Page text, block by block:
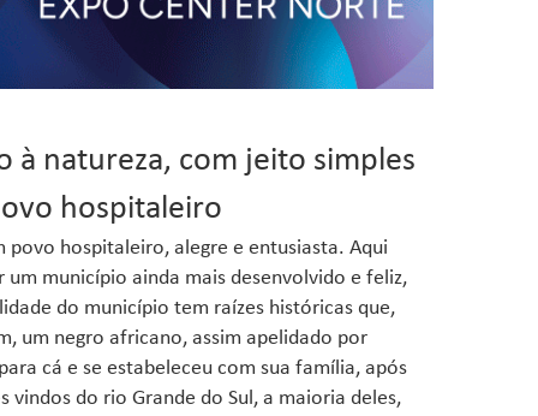
à natureza, com jeito simples
hospitaleiro
povo hospitaleiro, alegre e entusiasta. Aqui
município ainda mais desenvolvido e feliz,
do município tem raízes históricas que,
um negro africano, assim apelidado por
cá e se estabeleceu com sua família, após
vindos do rio Grande do Sul, a maioria deles,